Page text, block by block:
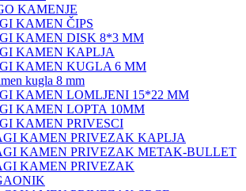
KAMENJE
KAMEN ČIPS
KAMEN DISK 8*3 MM
KAMEN KAPLJA
KAMEN KUGLA 6 MM
kugla 8 mm
KAMEN LOMLJENI 15*22 MM
KAMEN LOPTA 10MM
KAMEN PRIVESCI
KAMEN PRIVEZAK KAPLJA
KAMEN PRIVEZAK METAK-BULLET
KAMEN PRIVEZAK